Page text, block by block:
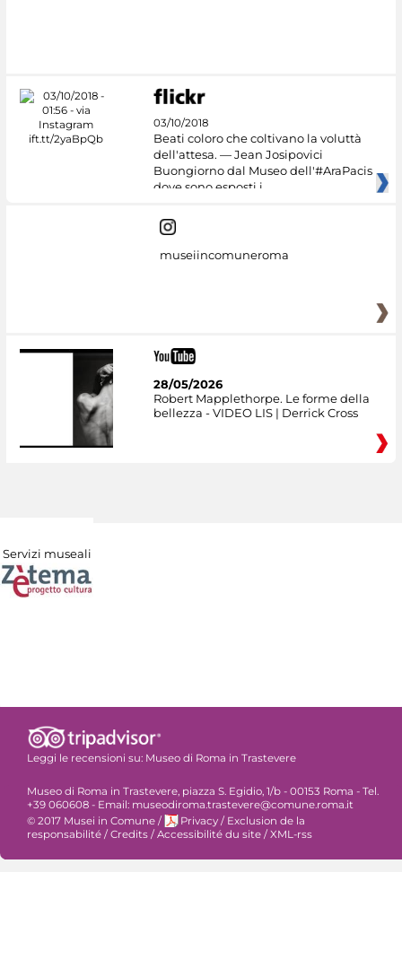
03/10/2018
Beati coloro che coltivano la voluttà
dell'attesa. — Jean Josipovici
Buongiorno dal Museo dell'#AraPacis
dove sono esposti i
museiincomuneroma
28/05/2026
Robert Mapplethorpe. Le forme della
bellezza - VIDEO LIS | Derrick Cross
Servizi museali
Leggi le recensioni su: Museo di Roma in Trastevere
Museo di Roma in Trastevere, piazza S. Egidio, 1/b - 00153 Roma - Tel.
+39 060608 - Email: museodiroma.trastevere@comune.roma.it
© 2017 Musei in Comune / Privacy / Exclusion de la
responsabilité /Credits /Accessibilité du site /XML-rss